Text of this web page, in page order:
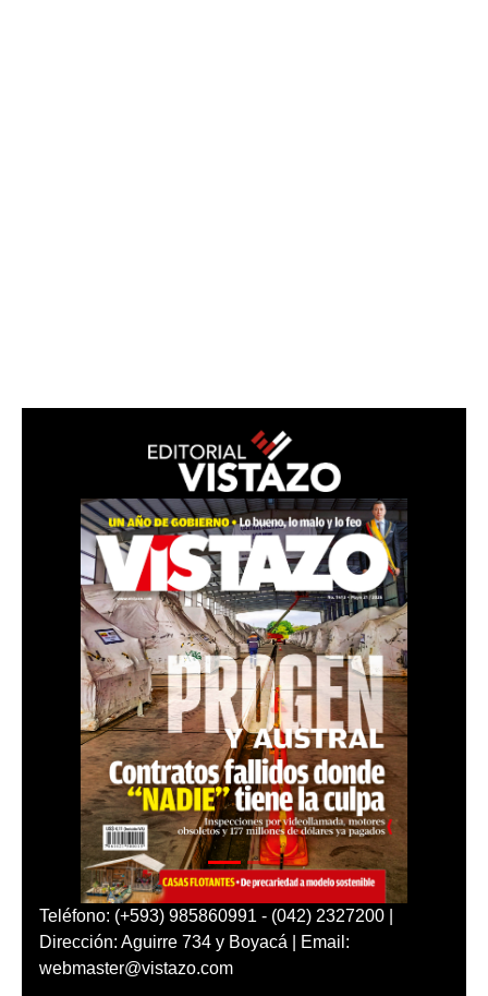
Teléfono: (+593) 985860991 - (042) 2327200 |
Dirección: Aguirre 734 y Boyacá | Email:
webmaster@vistazo.com